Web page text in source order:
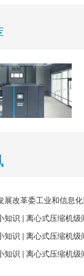
知识 | 离心式压缩机级
知识 | 离心式压缩机级
知识 | 离心式压缩机级